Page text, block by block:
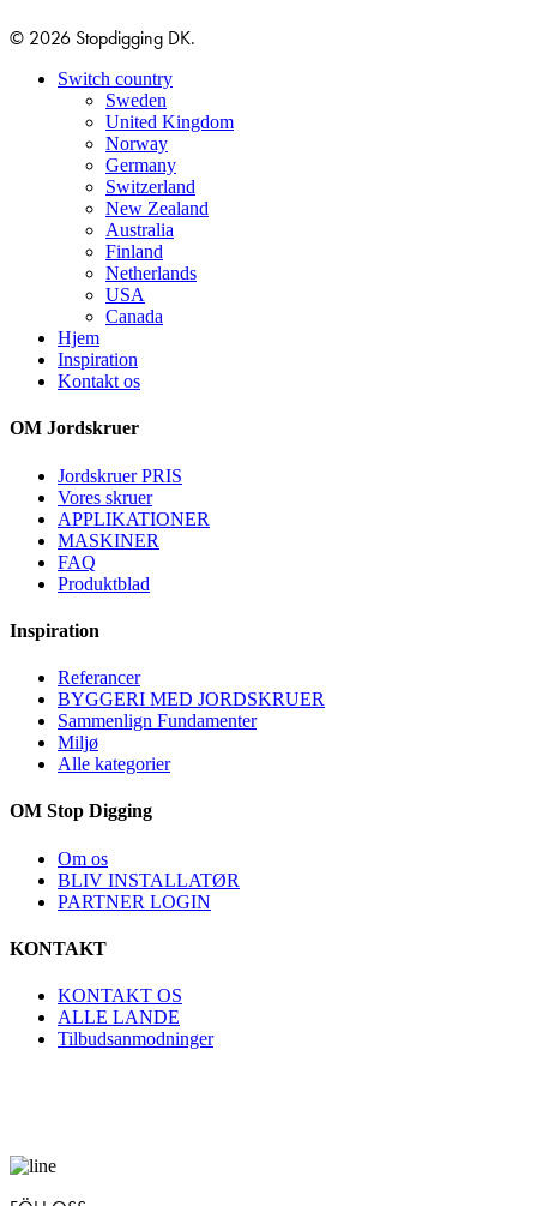
© 2026 Stopdigging DK.
Close
Switch country
Sweden
United Kingdom
Norway
Germany
Switzerland
New Zealand
Australia
Finland
Netherlands
USA
Canada
Hjem
Inspiration
Kontakt os
OM Jordskruer
Jordskruer PRIS
Vores skruer
APPLIKATIONER
MASKINER
FAQ
Produktblad
Inspiration
Referancer
BYGGERI MED JORDSKRUER
Sammenlign Fundamenter
Miljø
Alle kategorier
OM Stop Digging
Om os
BLIV INSTALLATØR
PARTNER LOGIN
KONTAKT
KONTAKT OS
ALLE LANDE
Tilbudsanmodninger